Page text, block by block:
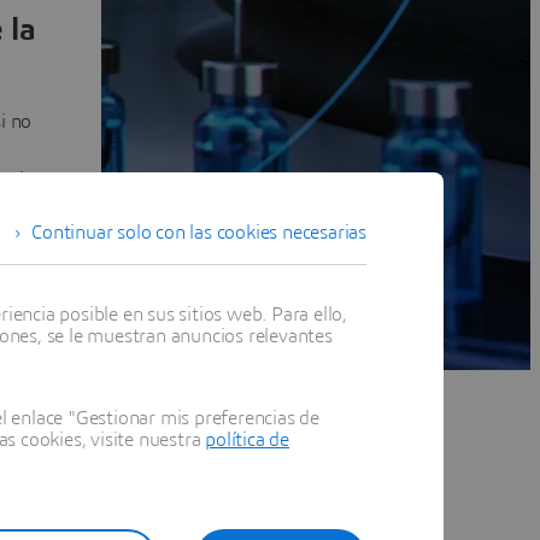
la
no
deContinuar solo con las cookies necesarias
posible en sus sitios web. Para ello,
se le muestran anuncios relevantes
enlace "Gestionar mis preferencias de
cookies, visite nuestra política de